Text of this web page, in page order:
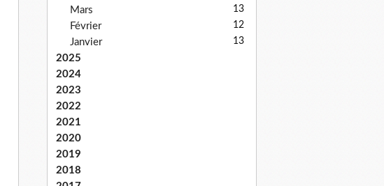
Mars 13
Février 12
Janvier 13
2025
2024
2023
2022
2021
2020
2019
2018